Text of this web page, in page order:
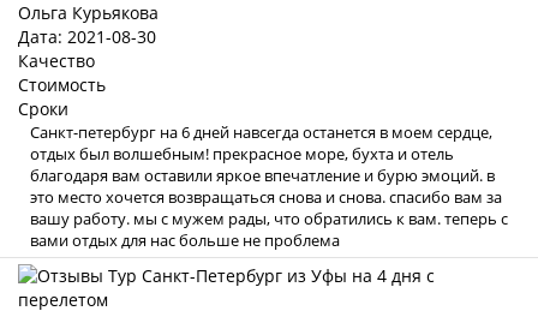
Ольга Курьякова
Дата: 2021-08-30
Качество
Стоимость
Сроки
Санкт-петербург на 6 дней навсегда останется в моем сердце,
отдых был волшебным! прекрасное море, бухта и отель
благодаря вам оставили яркое впечатление и бурю эмоций. в
это место хочется возвращаться снова и снова. спасибо вам за
вашу работу. мы с мужем рады, что обратились к вам. теперь с
вами отдых для нас больше не проблема